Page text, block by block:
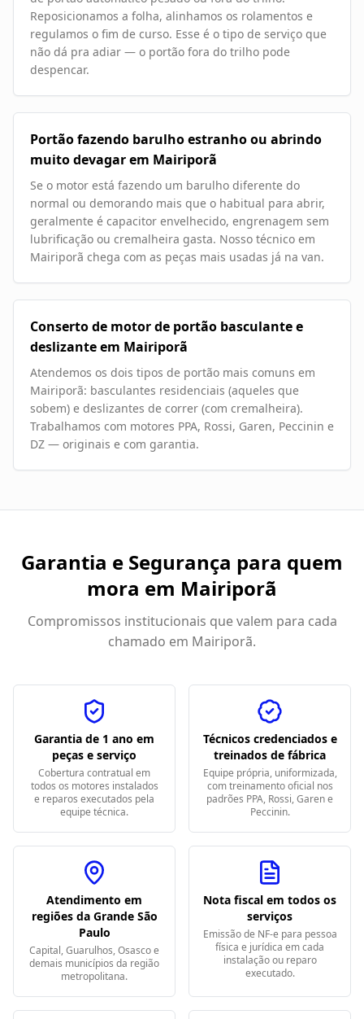
Reposicionamos a folha, alinhamos os rolamentos e
regulamos o fim de curso. Esse é o tipo de serviço que
não dá pra adiar — o portão fora do trilho pode
despencar.
Portão fazendo barulho estranho ou abrindo
muito devagar em Mairiporã
Se o motor está fazendo um barulho diferente do
normal ou demorando mais que o habitual para abrir,
geralmente é capacitor envelhecido, engrenagem sem
lubrificação ou cremalheira gasta. Nosso técnico em
Mairiporã chega com as peças mais usadas já na van.
Conserto de motor de portão basculante e
deslizante em Mairiporã
Atendemos os dois tipos de portão mais comuns em
Mairiporã: basculantes residenciais (aqueles que
sobem) e deslizantes de correr (com cremalheira).
Trabalhamos com motores PPA, Rossi, Garen, Peccinin e
DZ — originais e com garantia.
Garantia e Segurança para quem
mora em Mairiporã
Compromissos institucionais que valem para cada
chamado em Mairiporã.
Garantia de 1 ano em
peças e serviço
Cobertura contratual em
todos os motores instalados
e reparos executados pela
equipe técnica.
Técnicos credenciados e
treinados de fábrica
Equipe própria, uniformizada,
com treinamento oficial nos
padrões PPA, Rossi, Garen e
Peccinin.
Atendimento em
regiões da Grande São
Paulo
Capital, Guarulhos, Osasco e
demais municípios da região
metropolitana.
Nota fiscal em todos os
serviços
Emissão de NF-e para pessoa
física e jurídica em cada
instalação ou reparo
executado.